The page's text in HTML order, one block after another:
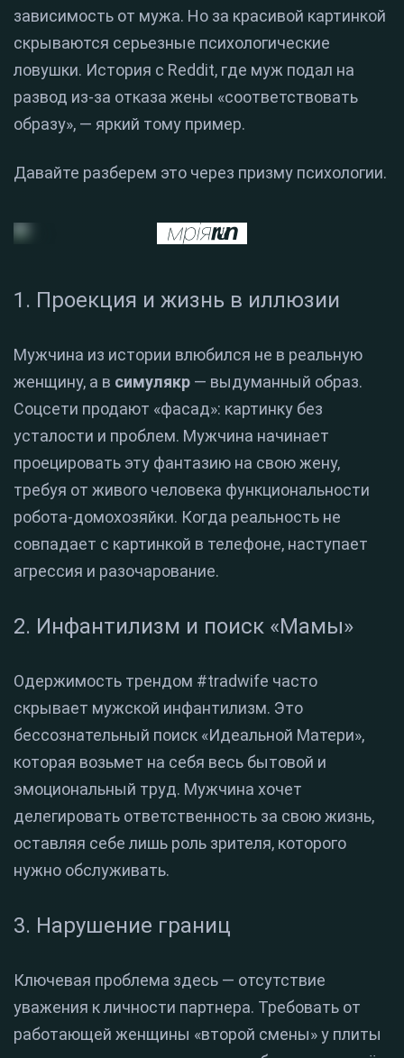
зависимость от мужа. Но за красивой картинкой
скрываются серьезные психологические
ловушки. История с Reddit, где муж подал на
развод из-за отказа жены «соответствовать
образу», — яркий тому пример.
Давайте разберем это через призму психологии.
1. Проекция и жизнь в иллюзии
Мужчина из истории влюбился не в реальную
женщину, а в симулякр — выдуманный образ.
Соцсети продают «фасад»: картинку без
усталости и проблем. Мужчина начинает
проецировать эту фантазию на свою жену,
требуя от живого человека функциональности
робота-домохозяйки. Когда реальность не
совпадает с картинкой в телефоне, наступает
агрессия и разочарование.
2. Инфантилизм и поиск «Мамы»
Одержимость трендом #tradwife часто
скрывает мужской инфантилизм. Это
бессознательный поиск «Идеальной Матери»,
которая возьмет на себя весь бытовой и
эмоциональный труд. Мужчина хочет
делегировать ответственность за свою жизнь,
оставляя себе лишь роль зрителя, которого
нужно обслуживать.
3. Нарушение границ
Ключевая проблема здесь — отсутствие
уважения к личности партнера. Требовать от
работающей женщины «второй смены» у плиты